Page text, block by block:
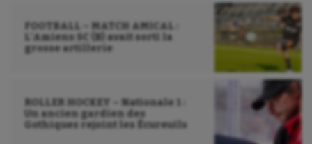
Sport-santé
Tir à l'arc
Triathlon
FOOTBALL – MATCH AMICAL :
L’Amiens SC (B) avait sorti la
grosse artillerie
ROLLER HOCKEY – Nationale 1 :
Un ancien gardien des
Gothiques rejoint les Écureuils